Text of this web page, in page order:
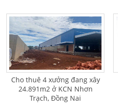
Cho thuê 4 xưởng đang xây
24.891m2 ở KCN Nhơn
Trạch, Đồng Nai